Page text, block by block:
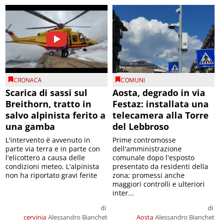
CRONACA
Scarica di sassi sul
Breithorn, tratto in
salvo alpinista ferito a
una gamba
cervinia
di
Alessandro Bianchet
L'intervento è avvenuto in
parte via terra e in parte con
l'elicottero a causa delle
condizioni meteo. L'alpinista
non ha riportato gravi ferite
COMUNI
Aosta, degrado in via
Festaz: installata una
telecamera alla Torre
del Lebbroso
Aosta
di
Alessandro Bianchet
Prime contromosse
dell'amministrazione
comunale dopo l'esposto
presentato da residenti della
zona; promessi anche
maggiori controlli e ulteriori
inter...